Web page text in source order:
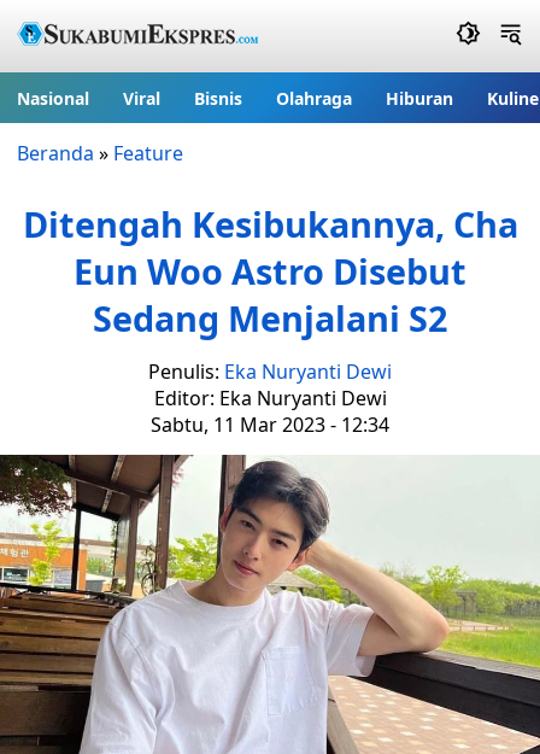
Nasional Viral Bisnis Olahraga Hiburan
Beranda » Feature
Ditengah Kesibukannya, Cha
Eun Woo Astro Disebut
Sedang Menjalani S2
Penulis: Eka Nuryanti Dewi
Editor: Eka Nuryanti Dewi
Sabtu, 11 Mar 2023 - 12:34